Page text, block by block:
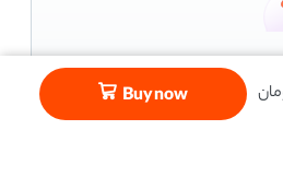
شما هستیم
: تهران -چهارراه وليعصر-خيابان
انقلاب - برادران مظفرشمالي - ساختمان ٤٠
Buy now